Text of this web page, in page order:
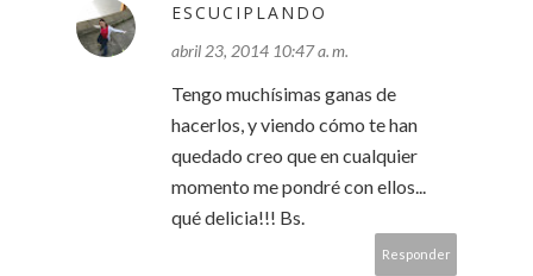
ESCUCIPLANDO
abril 23, 2014 10:47 a. m.
Tengo muchísimas ganas de
hacerlos, y viendo cómo te han
quedado creo que en cualquier
momento me pondré con ellos...
qué delicia!!! Bs.
Responder